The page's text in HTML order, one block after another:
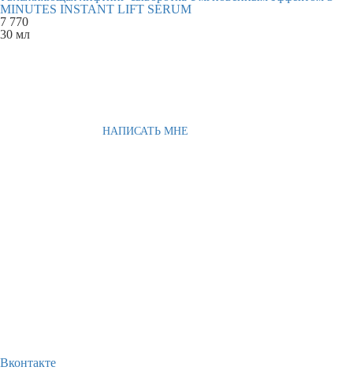
MINUTES INSTANT LIFT SERUM
7 770
30 мл
НАПИСАТЬ МНЕ
Вконтакте